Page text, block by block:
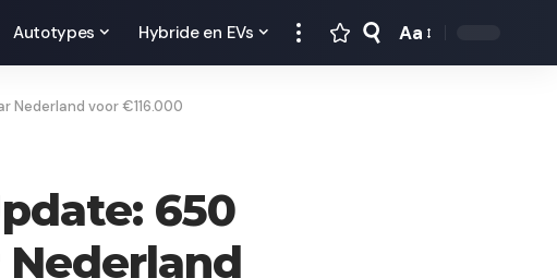
Autotypes Hybride en EVs Aa
Nederland voor €116.000
650